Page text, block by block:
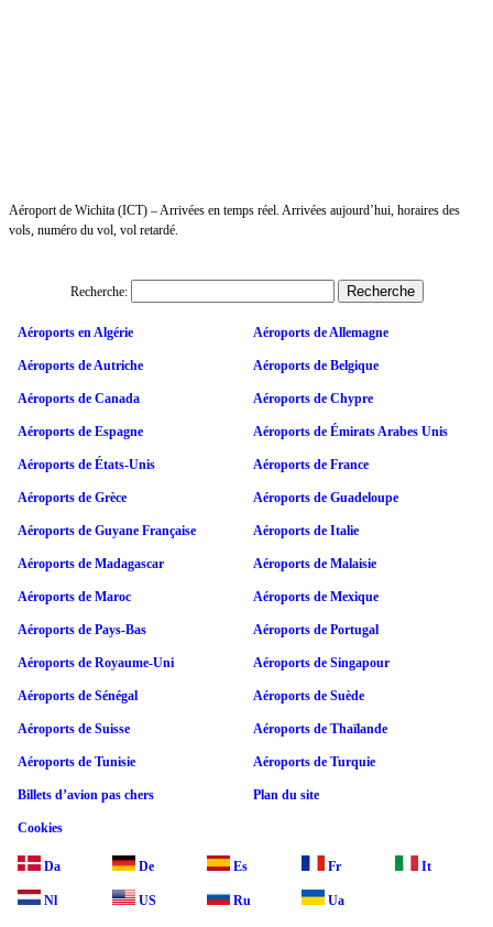
Aéroport de Wichita (ICT) – Arrivées en temps réel. Arrivées aujourd’hui, horaires des
vols, numéro du vol, vol retardé.
Recherche:
Aéroports en Algérie Aéroports de Allemagne
Aéroports de Autriche Aéroports de Belgique
Aéroports de Canada Aéroports de Chypre
Aéroports de Espagne Aéroports de Émirats Arabes Unis
Aéroports de États-Unis Aéroports de France
Aéroports de Grèce Aéroports de Guadeloupe
Aéroports de Guyane Française Aéroports de Italie
Aéroports de Madagascar Aéroports de Malaisie
Aéroports de Maroc Aéroports de Mexique
Aéroports de Pays-Bas Aéroports de Portugal
Aéroports de Royaume-Uni Aéroports de Singapour
Aéroports de Sénégal Aéroports de Suède
Aéroports de Suisse Aéroports de Thaïlande
Aéroports de Tunisie Aéroports de Turquie
Billets d’avion pas chers Plan du site
Cookies
Da De Es Fr It
Nl US Ru Ua